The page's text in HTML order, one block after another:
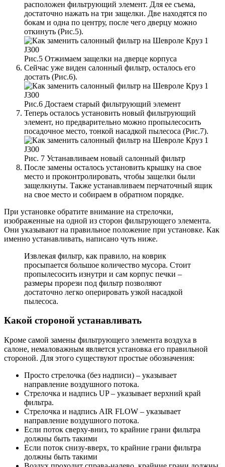
расположен фильтрующий элемент. Для ее съема,
достаточно нажать на три защелки. Две находятся по
бокам и одна по центру, после чего дверцу можно
откинуть (Рис.5).
Рис.5 Отжимаем защелки на дверце корпуса
Сейчас уже виден салонный фильтр, осталось его
достать (Рис.6).
Рис.6 Достаем старый фильтрующий элемент
Теперь осталось установить новый фильтрующий
элемент, но предварительно можно пропылесосить
посадочное место, тонкой насадкой пылесоса (Рис.7).
Рис. 7 Устанавливаем новый салонный фильтр
После замены осталось установить крышку на свое
место и проконтролировать, чтобы защелки были
защелкнуты. Также устанавливаем перчаточный ящик
на свое место и собираем в обратном порядке.
При установке обратите внимание на стрелочки,
изображенные на одной из сторон фильтрующего элемента.
Они указывают на правильное положение при установке. Как
именно устанавливать, написано чуть ниже.
Извлекая фильтр, как правило, на коврик
просыпается большое количество мусора. Стоит
пропылесосить изнутри и сам корпус печки –
размеры прорези под фильтр позволяют
достаточно легко оперировать узкой насадкой
пылесоса.
Какой стороной устанавливать
Кроме самой замены фильтрующего элемента воздуха в
салоне, немаловажным является установка его правильной
стороной. Для этого существуют простые обозначения:
Просто стрелочка (без надписи) – указывает
направление воздушного потока.
Стрелочка и надпись UP – указывает верхний край
фильтра.
Стрелочка и надпись AIR FLOW – указывает
направление воздушного потока.
Если поток сверху-вниз, то крайние грани фильтра
должны быть такими
Если поток снизу-вверх, то крайние грани фильтра
должны быть такими